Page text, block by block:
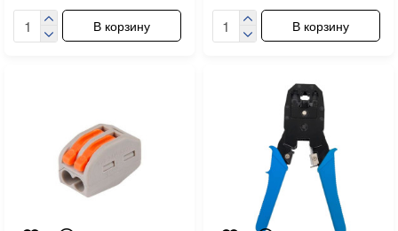
В корзину В корзину